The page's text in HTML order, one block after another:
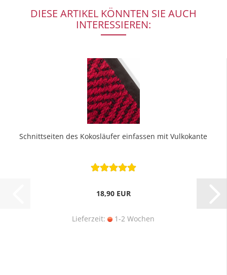
DIESE ARTIKEL KÖNNTEN SIE AUCH
INTERESSIEREN:
Schnittseiten des Kokosläufer einfassen mit Vulkokante
18,90 EUR
Lieferzeit: 1-2 Wochen